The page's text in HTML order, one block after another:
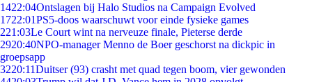
1422:04Ontslagen bij Halo Studios na Campaign Evolved
1722:01PS5-doos waarschuwt voor einde fysieke games
221:03Le Court wint na nerveuze finale, Pieterse derde
2920:40NPO-manager Menno de Boer geschorst na dickpic in
groepsapp
3220:11Duitser (93) crasht met quad tegen boom, vier gewonden